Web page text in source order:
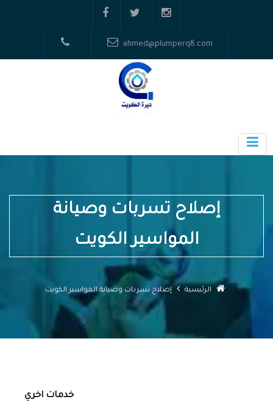
ahmed@plumperq8.com
إصلاح تسربات وصيانة
المواسير الكويت
الرئيسية إصلاح تسربات وصيانة المواسير الكويت
خدمات اخري